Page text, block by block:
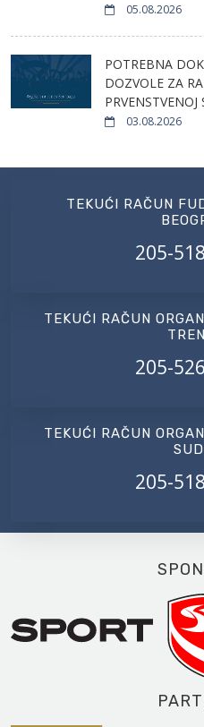
05.08.2026
POTREBNA
DOZVOLE ZA
03.08.2026
TEKUĆI RAČUN
205-
TEKUĆI RAČUN
205-
TEKUĆI RAČUN
205-